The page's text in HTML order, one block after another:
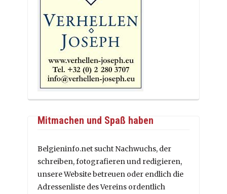
Mitmachen und Spaß haben
Belgieninfo.net sucht Nachwuchs, der
schreiben, fotografieren und redigieren,
unsere Website betreuen oder endlich die
Adressenliste des Vereins ordentlich